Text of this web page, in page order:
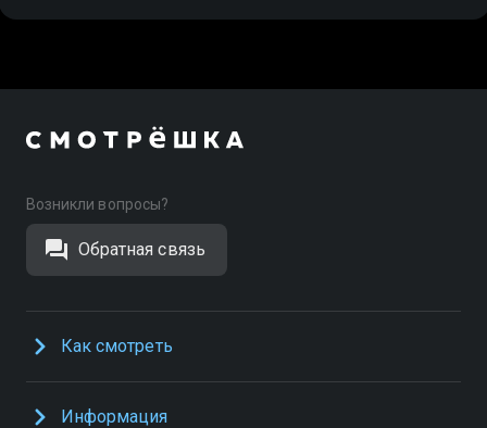
Возникли вопросы?
Обратная связь
Как смотреть
Информация